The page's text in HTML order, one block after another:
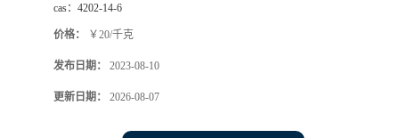
cas： 4202-14-6
价格： ￥20/千克
发布日期： 2023-08-10
更新日期： 2026-08-07